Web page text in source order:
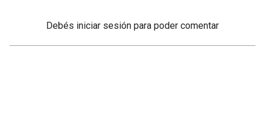
Debés iniciar sesión para poder comentar